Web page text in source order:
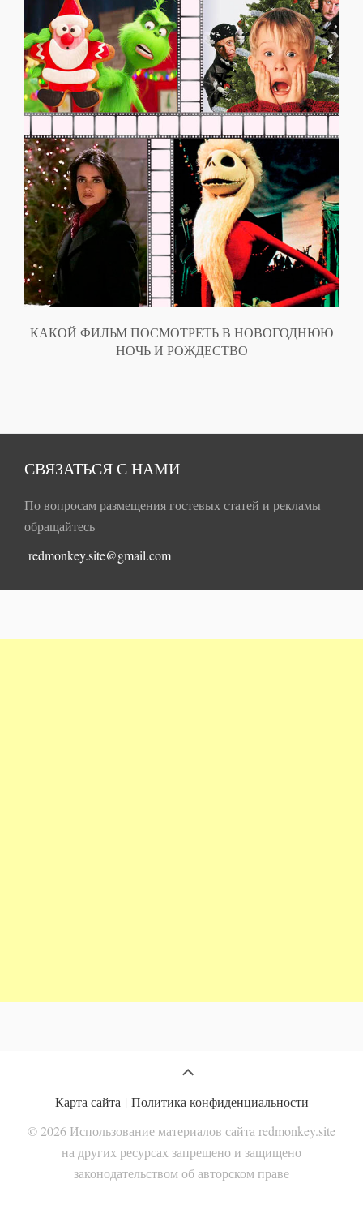
КАКОЙ ФИЛЬМ ПОСМОТРЕТЬ В НОВОГОДНЮЮ
НОЧЬ И РОЖДЕСТВО
СВЯЗАТЬСЯ С НАМИ
По вопросам размещения гостевых статей и рекламы
обращайтесь
redmonkey.site@gmail.com
Карта сайта | Политика конфиденциальности
© 2026 Использование материалов сайта redmonkey.site
на других ресурсах запрещено и защищено
законодательством об авторском праве